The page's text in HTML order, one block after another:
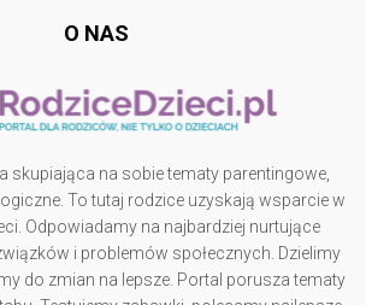
O NAS
skupiająca na sobie tematy parentingowe,
To tutaj rodzice uzyskają wsparcie w
Odpowiadamy na najbardziej nurtujące
i problemów społecznych. Dzielimy
do zmian na lepsze. Portal porusza tematy